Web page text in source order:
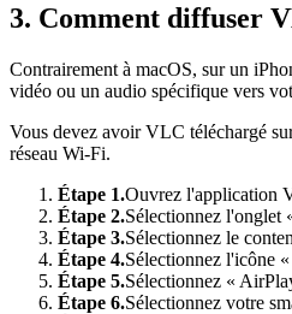
3. Comment diffuser
Contrairement à macOS, sur un
vidéo ou un audio spécifique vers
Vous devez avoir VLC téléchargé
réseau Wi-Fi.
Étape 1.Ouvrez l'application
Étape 2.Sélectionnez l'onglet
Étape 3.Sélectionnez le
Étape 4.Sélectionnez l'icône
Étape 5.Sélectionnez «
Étape 6.Sélectionnez votre